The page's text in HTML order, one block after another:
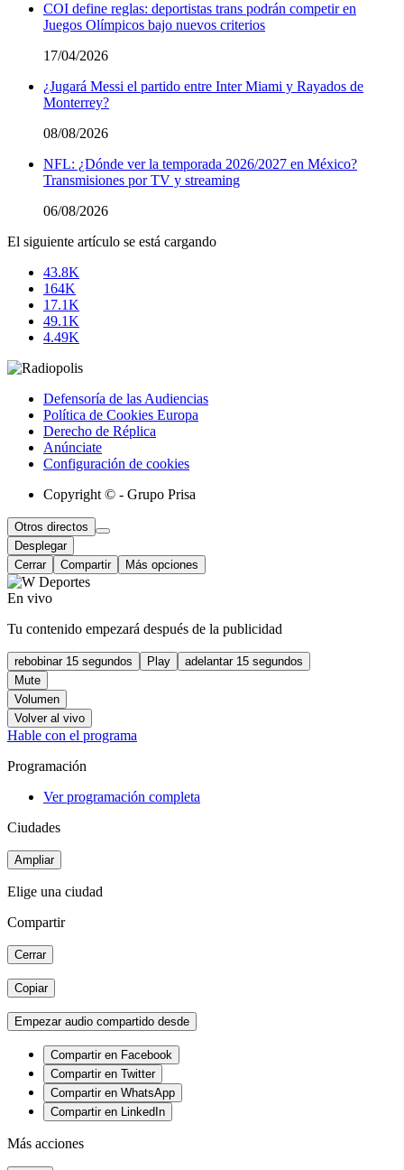
COI define reglas: deportistas trans podrán competir en
Juegos Olímpicos bajo nuevos criterios
17/04/2026
¿Jugará Messi el partido entre Inter Miami y Rayados de
Monterrey?
08/08/2026
NFL: ¿Dónde ver la temporada 2026/2027 en México?
Transmisiones por TV y streaming
06/08/2026
El siguiente artículo se está cargando
43.8K
164K
17.1K
49.1K
4.49K
Defensoría de las Audiencias
Política de Cookies Europa
Derecho de Réplica
Anúnciate
Configuración de cookies
Copyright © - Grupo Prisa
Otros directos
Desplegar
Cerrar
Compartir Más opciones
En vivo
Tu contenido empezará después de la publicidad
rebobinar 15 segundos Play
adelantar 15 segundos
Mute
Volumen
Volver al vivo
Hable con el programa
Programación
Ver programación completa
Ciudades
Ampliar
Elige una ciudad
Compartir
Cerrar
Copiar
Empezar audio compartido desde
Compartir en Facebook
Compartir en Twitter
Compartir en WhatsApp
Compartir en LinkedIn
Más acciones